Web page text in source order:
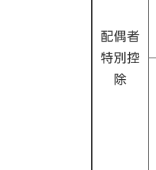
配偶者
特別控
除